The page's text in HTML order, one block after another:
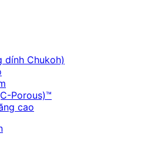
dính Chukoh)
Porous)™
cao